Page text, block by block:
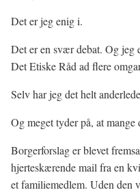
Det er jeg enig i.
Det er en svær debat. Og jeg
Det Etiske Råd ad flere
Selv har jeg det helt
Og meget tyder på, at mange
Borgerforslag er blevet
hjerteskærende mail fra en
et familiemedlem. Uden den